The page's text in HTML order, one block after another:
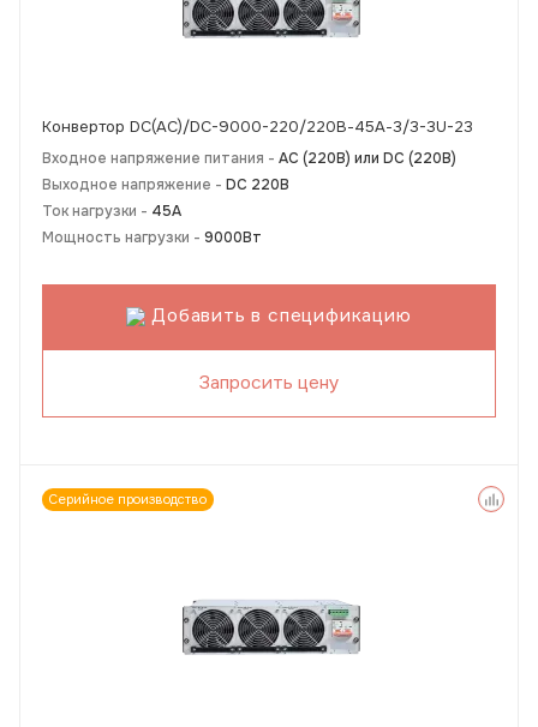
Конвертор DC(AC)/DC-9000-220/220В-45А-3/3-3U-23
Входное напряжение питания - АС (220В) или DC (220В)
Выходное напряжение - DC 220В
Ток нагрузки - 45А
Мощность нагрузки - 9000Вт
Добавить в спецификацию
Запросить цену
Серийное производство